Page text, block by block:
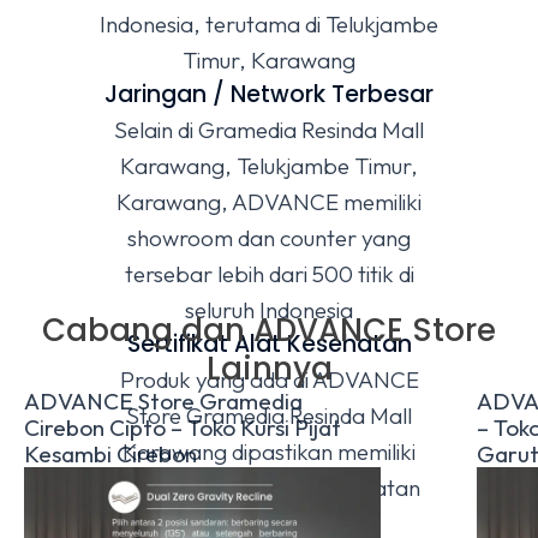
Indonesia, terutama di Telukjambe
Timur, Karawang
Jaringan / Network Terbesar
Selain di Gramedia Resinda Mall
Karawang, Telukjambe Timur,
Karawang, ADVANCE memiliki
showroom dan counter yang
tersebar lebih dari 500 titik di
seluruh Indonesia
Sertifikat Alat Kesehatan
Produk yang ada di ADVANCE
Store Gramedia Resinda Mall
Karawang dipastikan memiliki
sertifikat resmi Alat Kesehatan
Cabang dan ADVANCE Store
Lainnya
ADVANCE Store Gramedia
Cirebon Cipto – Toko Kursi Pijat
Kesambi Cirebon
–
Garut